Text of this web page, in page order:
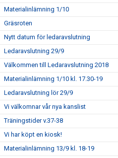
Materialinlämning 1/10
Gräsroten
Nytt datum för ledaravslutning
Ledaravslutning 29/9
Välkommen till Ledaravslutning 2018
Materialinlämning 1/10 kl. 17.30-19
Ledaravslutning lör 29/9
Vi välkomnar vår nya kanslist
Träningstider v.37-38
Vi har köpt en kiosk!
Materialinlämning 13/9 kl. 18-19